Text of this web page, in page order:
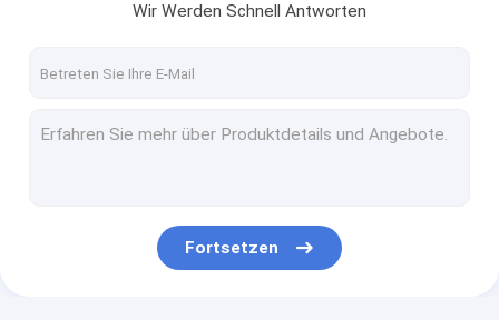
Wir Werden Schnell Antworten
Fortsetzen